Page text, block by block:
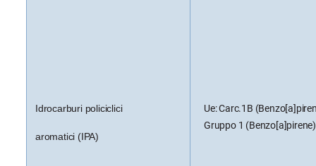
Idrocarburi policiclici
aromatici (IPA)
Ue: Carc.1B
Gruppo 1 (Benzo[a]pirene)